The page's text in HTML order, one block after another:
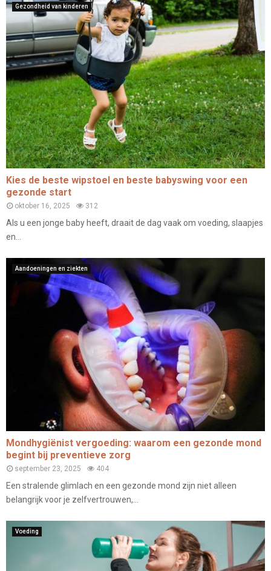
Gezondheid van kinderen
Kies de beste wipstoel en beste babyswing voor een
gezonde start
oktober 16, 2025 312
Als u een jonge baby heeft, draait de dag vaak om voeding, slaapjes
en...
Aandoeningen en ziekten
Mondhygiënist vergoeding: waarom een gezonde mond
begint bij preventieve zorg
september 23, 2025 404
Een stralende glimlach en een gezonde mond zijn niet alleen
belangrijk voor je zelfvertrouwen,...
Voeding